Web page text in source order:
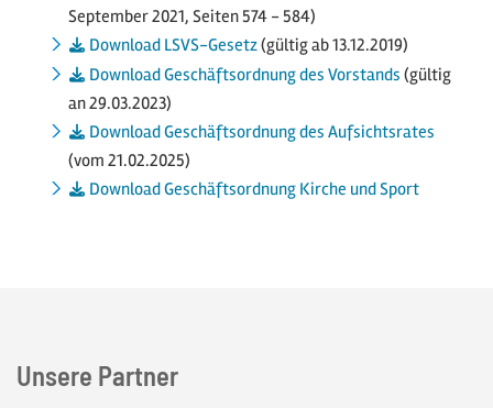
September 2021, Seiten 574 - 584)
Download LSVS-Gesetz(gültig ab 13.12.2019)
Download Geschäftsordnung des Vorstands (gültig
an 29.03.2023)
Download Geschäftsordnung des Aufsichtsrates
(vom 21.02.2025)
Download Geschäftsordnung Kirche und Sport
Unsere Partner